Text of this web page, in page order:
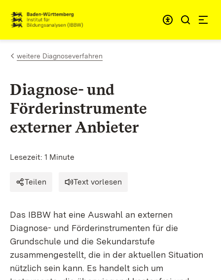
Zum Inhalt springen
Link zur Startseite
weitere Diagnoseverfahren
Diagnose- und
Förderinstrumente
externer Anbieter
Lesezeit: 1 Minute
Teilen Text vorlesen
Das IBBW hat eine Auswahl an externen
Diagnose- und Förderinstrumenten für die
Grundschule und die Sekundarstufe
zusammengestellt, die in der aktuellen Situation
nützlich sein kann. Es handelt sich um